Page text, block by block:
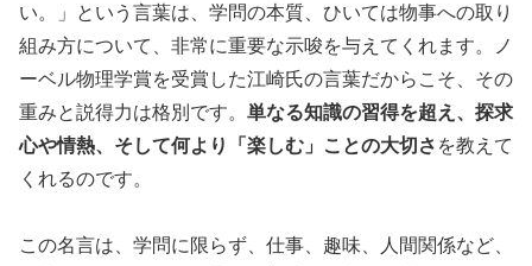
い。」という言葉は、学問の本質、ひいては物事への取り
組み方について、非常に重要な示唆を与えてくれます。ノ
ーベル物理学賞を受賞した江崎氏の言葉だからこそ、その
重みと説得力は格別です。 単なる知識の習得を超え、探求
心や情熱、そして何より「楽しむ」ことの大切さ を教えて
くれるのです。
この名言は、学問に限らず、仕事、趣味、人間関係など、